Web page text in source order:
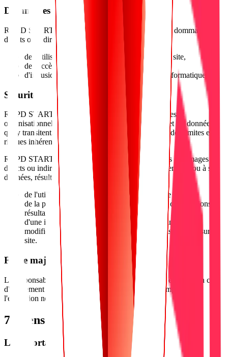
Dommages
RGPD START ne pourra être tenue responsable des dommages
directs ou indirects résultant :
de l'utilisation ou de l'impossibilité d'utiliser le site,
de l'accès non autorisé à des données,
d'intrusions malveillantes, virus ou attaques informatiques.
Sécurité
RGPD START met en œuvre des mesures techniques et
organisationnelles appropriées pour protéger le site et les données
qui y transitent. Néanmoins, l'utilisateur est informé des limites et
risques inhérents à l'utilisation d'Internet.
RGPD START ne saurait être tenue responsable des dommages
directs ou indirects causés à l'utilisateur, à ses équipements ou à ses
données, résultant notamment :
de l'utilisation ou de l'impossibilité d'utiliser le site,
de la présence de virus, logiciels malveillants ou intrusions
résultant de l'utilisation du réseau Internet,
d'une intrusion non autorisée de tiers entraînant une
modification des informations ou contenus disponibles sur le
site.
Force majeure
La responsabilité de RGPD START ne pourra être engagée en cas
d'événement imprévisible, irrésistible et extérieur empêchant
l'exécution normale du service.
7. Liens hypertextes
Liens sortants